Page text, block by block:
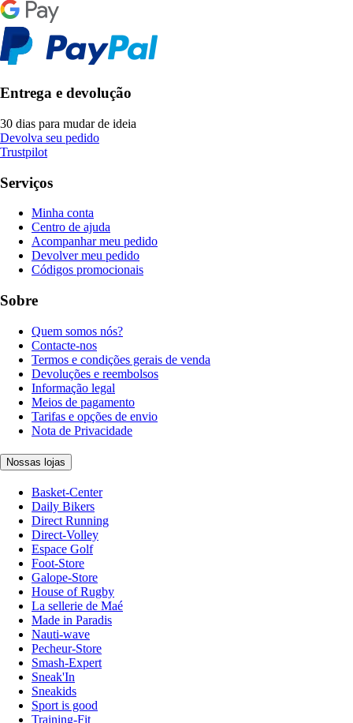
Entrega e devolução
30 dias para mudar de ideia
Devolva seu pedido
Trustpilot
Serviços
Minha conta
Centro de ajuda
Acompanhar meu pedido
Devolver meu pedido
Códigos promocionais
Sobre
Quem somos nós?
Contacte-nos
Termos e condições gerais de venda
Devoluções e reembolsos
Informação legal
Meios de pagamento
Tarifas e opções de envio
Nota de Privacidade
Nossas lojas
Basket-Center
Daily Bikers
Direct Running
Direct-Volley
Espace Golf
Foot-Store
Galope-Store
House of Rugby
La sellerie de Maé
Made in Paradis
Nauti-wave
Pecheur-Store
Smash-Expert
Sneak'In
Sneakids
Sport is good
Training-Fit